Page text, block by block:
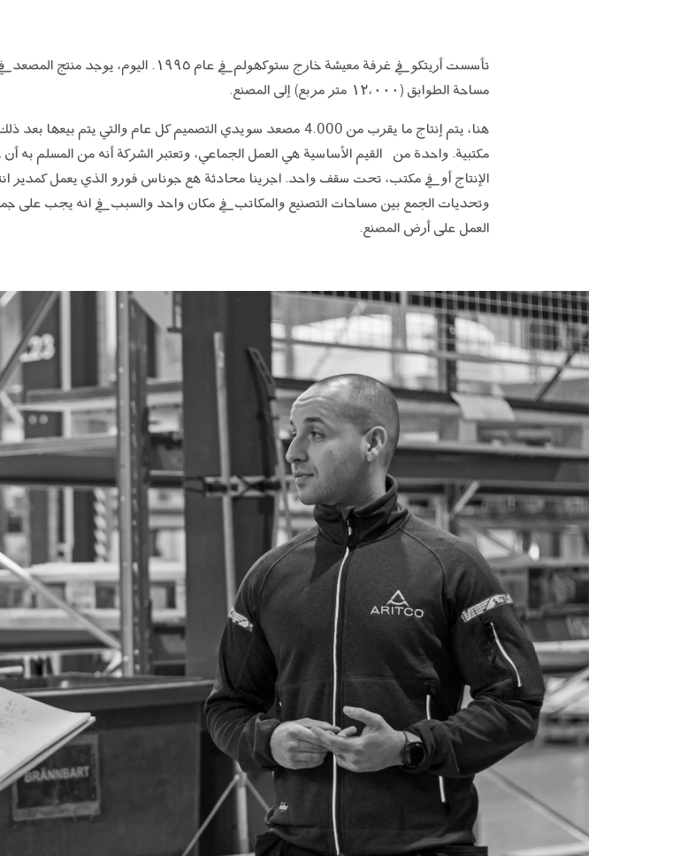
مساحة الطوابق (١٢،٠٠٠ متر مربع) إلى المصنع.
مكتبية. واحدة من القيم الأساسية هي العمل الجماعي، وتعتبر الشركة أنه من المسلم به
الإنتاج أو في مكتب، تحت سقف واحد. اجرينا محادثة هع جوناس فورو الذي يعمل كمدير
وتحديات الجمع بين مساحات التصنيع والمكاتب في مكان واحد والسبب في انه يجب على
العمل على أرض المصنع.